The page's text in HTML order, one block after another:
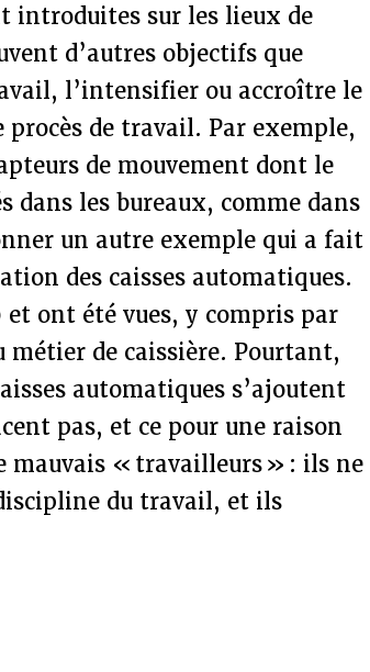
introduites sur les lieux de
d’autres objectifs que
l’intensifier ou accroître le
procès de travail. Par exemple,
de mouvement dont le
dans les bureaux, comme dans
un autre exemple qui a fait
des caisses automatiques.
ont été vues, y compris par
de caissière. Pourtant,
automatiques s’ajoutent
pas, et ce pour une raison
mauvais « travailleurs » : ils ne
du travail, et ils